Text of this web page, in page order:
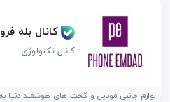
کانال بله
کانال تکنولوژی
لوازم جانبی موبایل و گجت های هوشمند دنیا